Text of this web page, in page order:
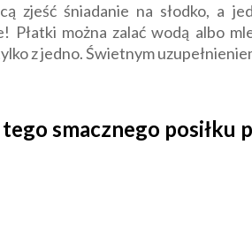
zjeść śniadanie na słodko, a
można zalać wodą albo
z jedno. Świetnym
smacznego posiłku